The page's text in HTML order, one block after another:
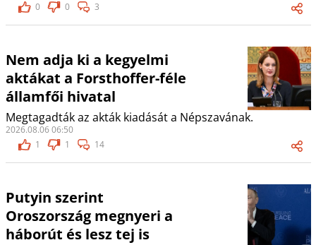
0
0 3
Nem adja ki a kegyelmi
aktákat a Forsthoffer-féle
államfői hivatal
Megtagadták az akták kiadását a Népszavának.
2026.08.06 06:50
1
1 14
Putyin szerint
Oroszország megnyeri a
háborút és lesz tej is